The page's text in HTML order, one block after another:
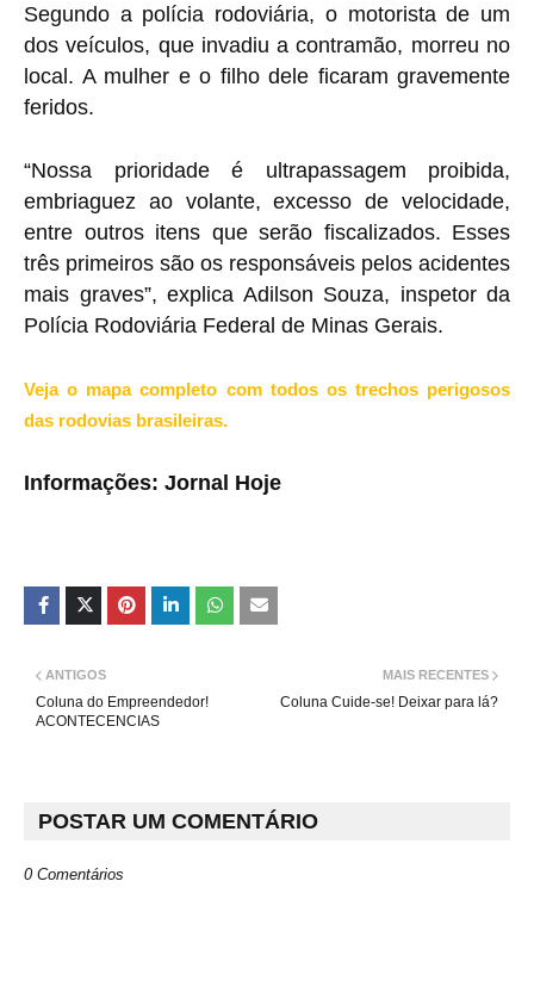
Segundo a polícia rodoviária, o motorista de um
dos veículos, que invadiu a contramão, morreu no
local. A mulher e o filho dele ficaram gravemente
feridos.
“Nossa prioridade é ultrapassagem proibida,
embriaguez ao volante, excesso de velocidade,
entre outros itens que serão fiscalizados. Esses
três primeiros são os responsáveis pelos acidentes
mais graves”, explica Adilson Souza, inspetor da
Polícia Rodoviária Federal de Minas Gerais.
Veja o mapa completo com todos os trechos perigosos
das rodovias brasileiras.
Informações: Jornal Hoje
MAIS RECENTES
Coluna Cuide-se! Deixar para lá?
ANTIGOS
Coluna do Empreendedor!
ACONTECENCIAS
POSTAR UM COMENTÁRIO
0 Comentários